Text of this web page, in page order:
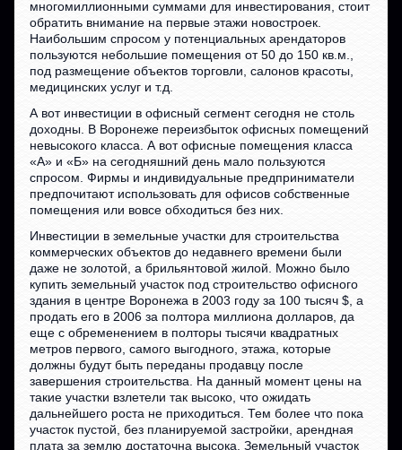
многомиллионными суммами для инвестирования, стоит
обратить внимание на первые этажи новостроек.
Наибольшим спросом у потенциальных арендаторов
пользуются небольшие помещения от 50 до 150 кв.м.,
под размещение объектов торговли, салонов красоты,
медицинских услуг и т.д.
А вот инвестиции в офисный сегмент сегодня не столь
доходны. В Воронеже переизбыток офисных помещений
невысокого класса. А вот офисные помещения класса
«А» и «Б» на сегодняшний день мало пользуются
спросом. Фирмы и индивидуальные предприниматели
предпочитают использовать для офисов собственные
помещения или вовсе обходиться без них.
Инвестиции в земельные участки для строительства
коммерческих объектов до недавнего времени были
даже не золотой, а брильянтовой жилой. Можно было
купить земельный участок под строительство офисного
здания в центре Воронежа в 2003 году за 100 тысяч $, а
продать его в 2006 за полтора миллиона долларов, да
еще с обременением в полторы тысячи квадратных
метров первого, самого выгодного, этажа, которые
должны будут быть переданы продавцу после
завершения строительства. На данный момент цены на
такие участки взлетели так высоко, что ожидать
дальнейшего роста не приходиться. Тем более что пока
участок пустой, без планируемой застройки, арендная
плата за землю достаточна высока. Земельный участок